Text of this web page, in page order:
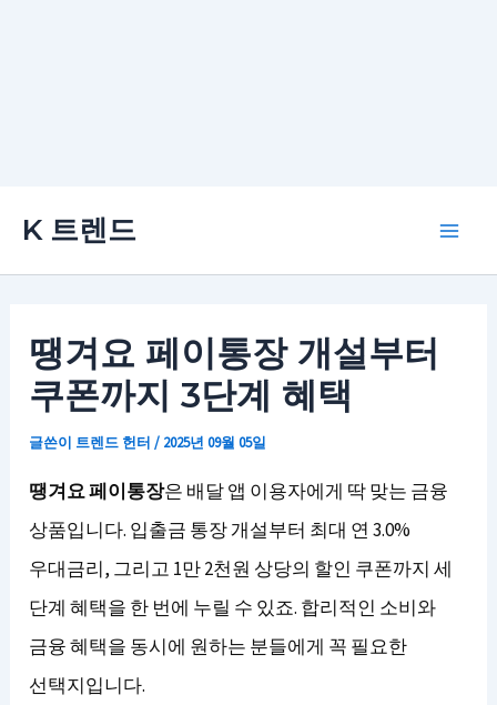
K 트렌드
땡겨요 페이통장 개설부터
쿠폰까지 3단계 혜택
글쓴이 트렌드 헌터/ 2025년 09월 05일
땡겨요 페이통장은 배달 앱 이용자에게 딱 맞는 금융
상품입니다. 입출금 통장 개설부터 최대 연 3.0%
우대금리, 그리고 1만 2천원 상당의 할인 쿠폰까지 세
단계 혜택을 한 번에 누릴 수 있죠. 합리적인 소비와
금융 혜택을 동시에 원하는 분들에게 꼭 필요한
선택지입니다.